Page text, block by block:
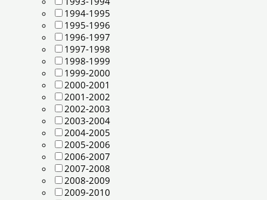
1994-1995
1995-1996
1996-1997
1997-1998
1998-1999
1999-2000
2000-2001
2001-2002
2002-2003
2003-2004
2004-2005
2005-2006
2006-2007
2007-2008
2008-2009
2009-2010